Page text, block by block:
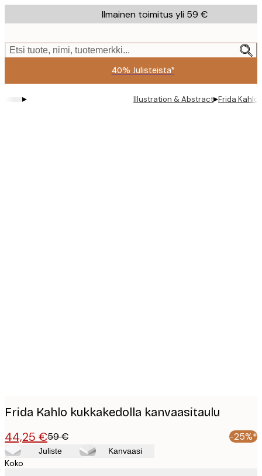
to
content.
Ilmainen toimitus yli 59 €
Etsi tuote, nimi, tuotemerkki...
40% Julisteista*
▸ Illustration & Abstract▸Frida
Frida Kahlo kukkakedolla kanvaasitaulu
44,25 €59 € -25%*
Juliste Kanvaasi
Koko